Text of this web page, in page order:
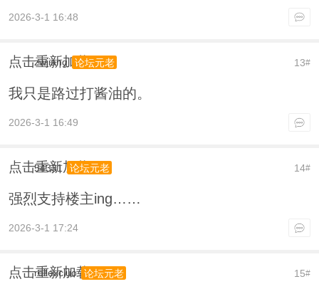
2026-3-1 16:48
点击重新加载 13#
zwjiang 论坛元老
我只是路过打酱油的。
2026-3-1 16:49
点击重新加载 14#
54331 论坛元老
强烈支持楼主ing……
2026-3-1 17:24
点击重新加载 15#
rollexcluo 论坛元老